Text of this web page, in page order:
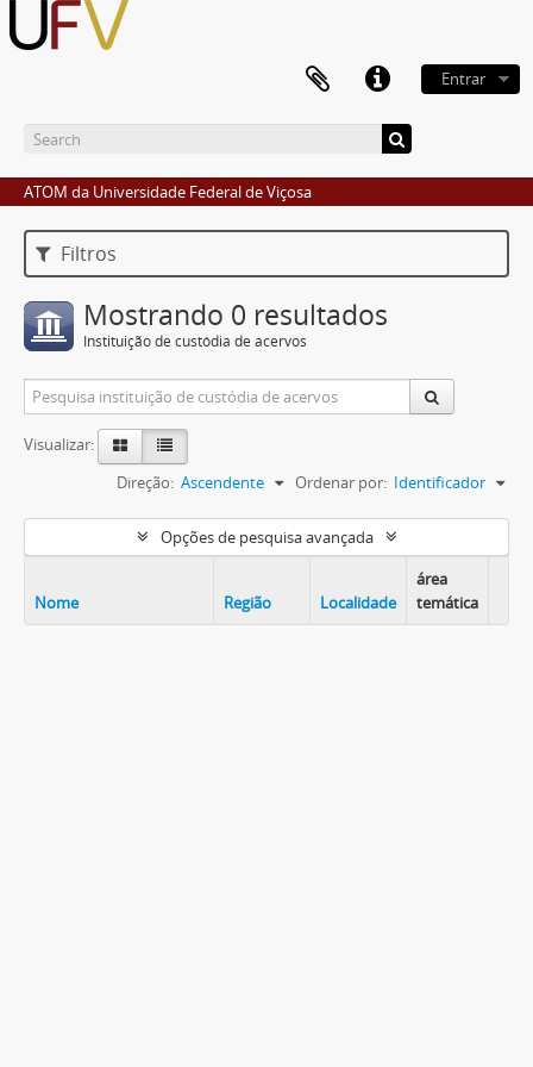
Entrar
ATOM da Universidade Federal de Viçosa
Filtros
Mostrando 0 resultados
Instituição de custódia de acervos
Visualizar:
Ordenar por: Identificador
Direção: Ascendente
Opções de pesquisa avançada
Nome Região Localidade
área
temática